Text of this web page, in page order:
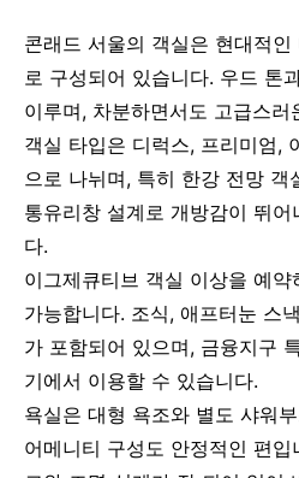
콘래드 서울의 객실은 현대적
로 구성되어 있습니다. 우드 톤
이루며, 차분하면서도 고급스
객실 타입은 디럭스, 프리미엄,
으로 나뉘며, 특히 한강 전망 객
통유리창 설계로 개방감이 뛰
다.
이그제큐티브 객실 이상을 예
가능합니다. 조식, 애프터눈 스
가 포함되어 있으며, 금융지구
기에서 이용할 수 있습니다.
욕실은 대형 욕조와 별도 샤워
어메니티 구성도 안정적인 편